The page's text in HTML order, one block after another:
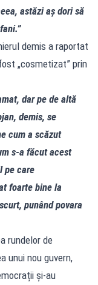
astăzi aș dori să
demis a raportat
„cosmetizat” prin
dar pe de altă
demis, se
cum a scăzut
s-a făcut acest
pe care
foarte bine la
punând povara
rundelor de
unui nou guvern,
și-au